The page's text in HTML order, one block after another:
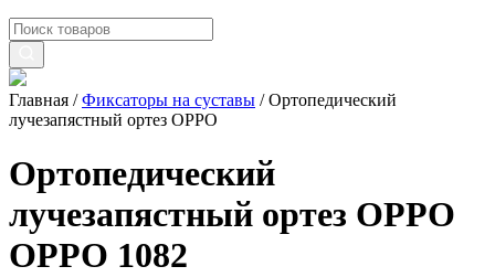
Главная /Фиксаторы на суставы /Ортопедический
лучезапястный ортез OPPO
Ортопедический
лучезапястный ортез OPPO
OPPO 1082